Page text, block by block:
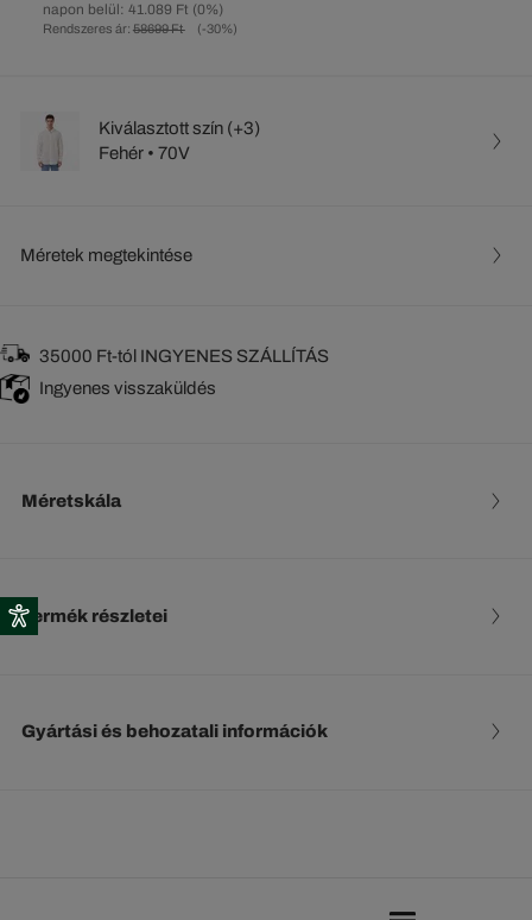
Rendszeres ár: 58699 Ft (-30%)
napon belül: 41.089 Ft (0%)
Kiválasztott szín (+3)
Fehér • 70V
Méretek megtekintése
35000 Ft-tól INGYENES SZÁLLÍTÁS
Ingyenes visszaküldés
Méretskála
Termék részletei
Gyártási és behozatali információk